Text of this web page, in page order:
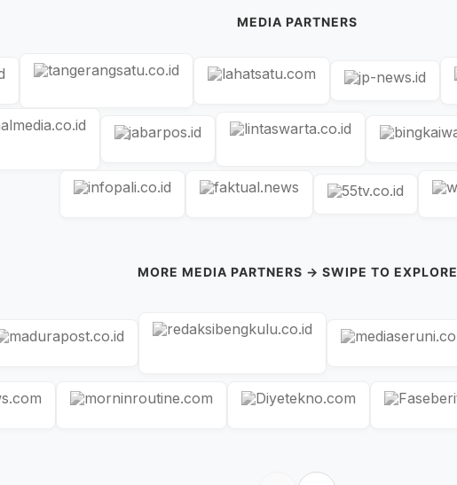
MEDIA PARTNERS
MORE MEDIA PARTNERS → SWIPE TO EXPLORE